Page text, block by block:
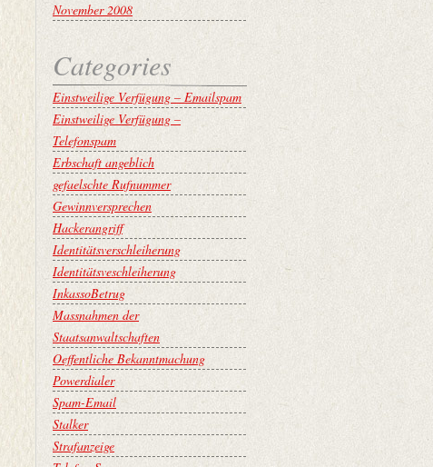
November 2008
Categories
Einstweilige Verfügung – Emailspam
Einstweilige Verfügung –
Telefonspam
Erbschaft angeblich
gefaelschte Rufnummer
Gewinnversprechen
Hackerangriff
Identitätsverschleiherung
Identitätsveschleiherung
InkassoBetrug
Massnahmen der
Staatsanwaltschaften
Oeffentliche Bekanntmachung
Powerdialer
Spam-Email
Stalker
Strafanzeige